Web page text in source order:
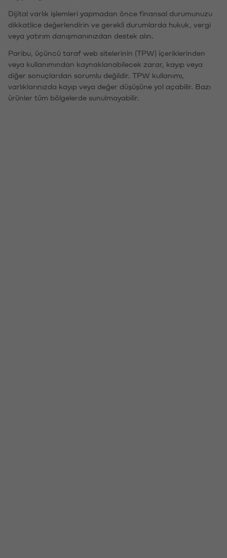
Dijital varlık işlemleri yapmadan önce finansal durumunuzu
dikkatlice değerlendirin ve gerekli durumlarda hukuk, vergi
veya yatırım danışmanınızdan destek alın.
Paribu, üçüncü taraf web sitelerinin (TPW) içeriklerinden
veya kullanımından kaynaklanabilecek zarar, kayıp veya
diğer sonuçlardan sorumlu değildir. TPW kullanımı,
varlıklarınızda kayıp veya değer düşüşüne yol açabilir. Bazı
ürünler tüm bölgelerde sunulmayabilir.